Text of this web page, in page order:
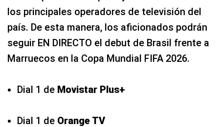
los principales operadores de televisión del
país. De esta manera, los aficionados podrán
seguir EN DIRECTO el debut de Brasil frente a
Marruecos en la Copa Mundial FIFA 2026.
Dial 1 de Movistar Plus+
Dial 1 de Orange TV